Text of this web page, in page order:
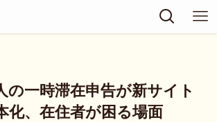
の一時滞在申告が新サイト
化、在住者が困る場面